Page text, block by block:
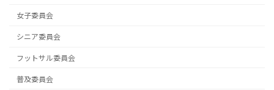
女子委員会
シニア委員会
フットサル委員会
普及委員会